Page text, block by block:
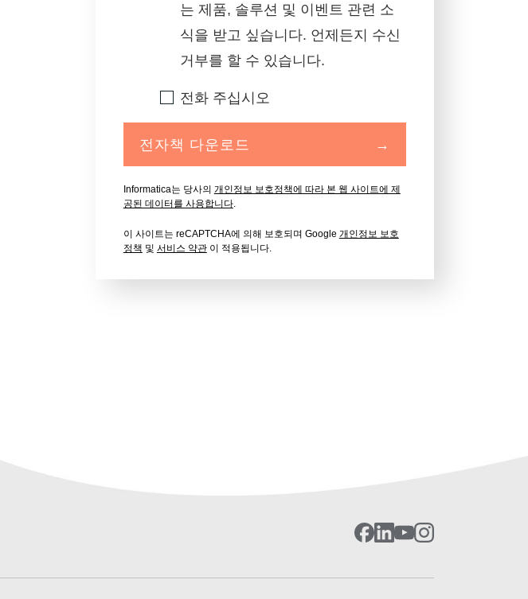
는 제품, 솔루션 및 이벤트 관련 소
식을 받고 싶습니다. 언제든지 수신
거부를 할 수 있습니다.
전화 주십시오
전자책 다운로드 →
Informatica는 당사의 개인정보 보호정책에 따라 본 웹 사이트에 제
공된 데이터를 사용합니다.
이 사이트는 reCAPTCHA에 의해 보호되며 Google 개인정보 보호
정책 및 서비스 약관이 적용됩니다.